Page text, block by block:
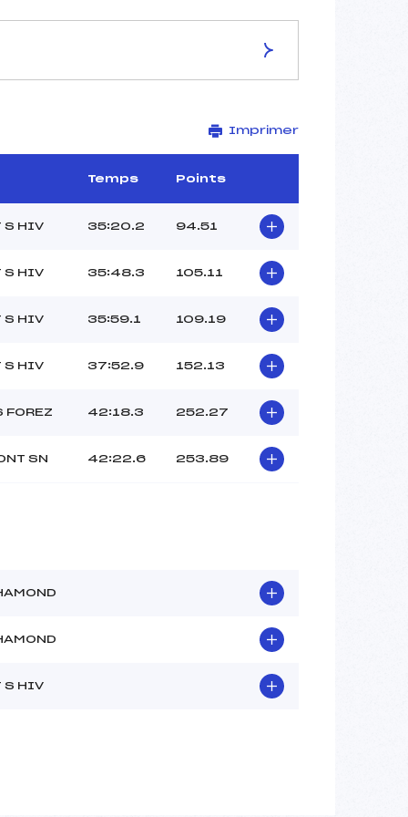
LE TREMPLIN
10.5 km
245 m
35 m
Imprimer
Temps Points
S HIV 35:20.2 94.51
S HIV 35:48.3 105.11
S HIV 35:59.1 109.19
S HIV 37:52.9 152.13
FOREZ 42:18.3 252.27
SN 42:22.6 253.89
S HIV